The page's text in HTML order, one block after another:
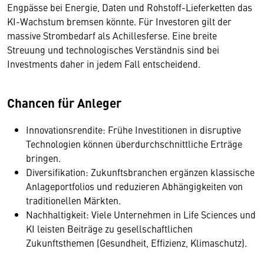
Engpässe bei Energie, Daten und Rohstoff-Lieferketten das
KI-Wachstum bremsen könnte. Für Investoren gilt der
massive Strombedarf als Achillesferse. Eine breite
Streuung und technologisches Verständnis sind bei
Investments daher in jedem Fall entscheidend.
Chancen für Anleger
Innovationsrendite: Frühe Investitionen in disruptive
Technologien können überdurchschnittliche Erträge
bringen.
Diversifikation: Zukunftsbranchen ergänzen klassische
Anlageportfolios und reduzieren Abhängigkeiten von
traditionellen Märkten.
Nachhaltigkeit: Viele Unternehmen in Life Sciences und
KI leisten Beiträge zu gesellschaftlichen
Zukunftsthemen (Gesundheit, Effizienz, Klimaschutz).